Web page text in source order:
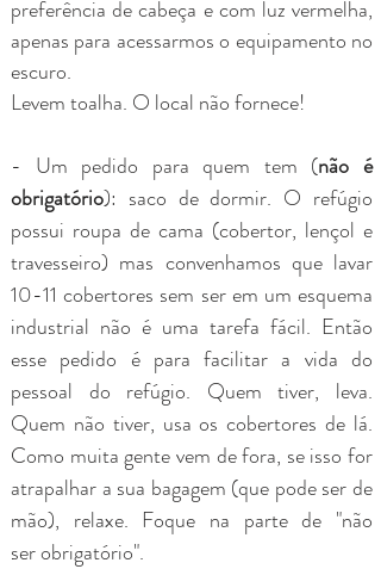
preferência de cabeça e com luz vermelha,
apenas para acessarmos o equipamento no
escuro.
Levem toalha. O local não fornece!
- Um pedido para quem tem (não é
obrigatório): saco de dormir. O refúgio
possui roupa de cama (cobertor, lençol e
travesseiro) mas convenhamos que lavar
10-11 cobertores sem ser em um esquema
industrial não é uma tarefa fácil. Então
esse pedido é para facilitar a vida do
pessoal do refúgio. Quem tiver, leva.
Quem não tiver, usa os cobertores de lá.
Como muita gente vem de fora, seisso for
atrapalhar a sua bagagem (que pode ser de
mão), relaxe. Foque na parte de "não
serobrigatório".